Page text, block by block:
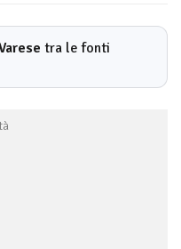
tra le fonti